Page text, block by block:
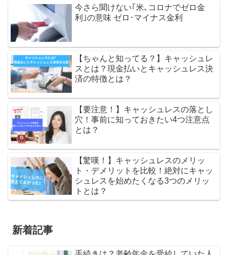
今さら聞けない｢米､コロナでゼロ金
利｣の意味 ゼロ･マイナス金利
【ちゃんと知ってる？】キャッシュレ
スとは？現金払いとキャッシュレス決
済の特徴とは？
【要注意！】キャッシュレスの落とし
穴！事前に知っておきたい4つ注意点
とは？
【驚嘆！】キャッシュレスのメリッ
ト・デメリットを比較！絶対にキャッ
シュレスを始めたくなる3つのメリッ
トとは？
新着記事